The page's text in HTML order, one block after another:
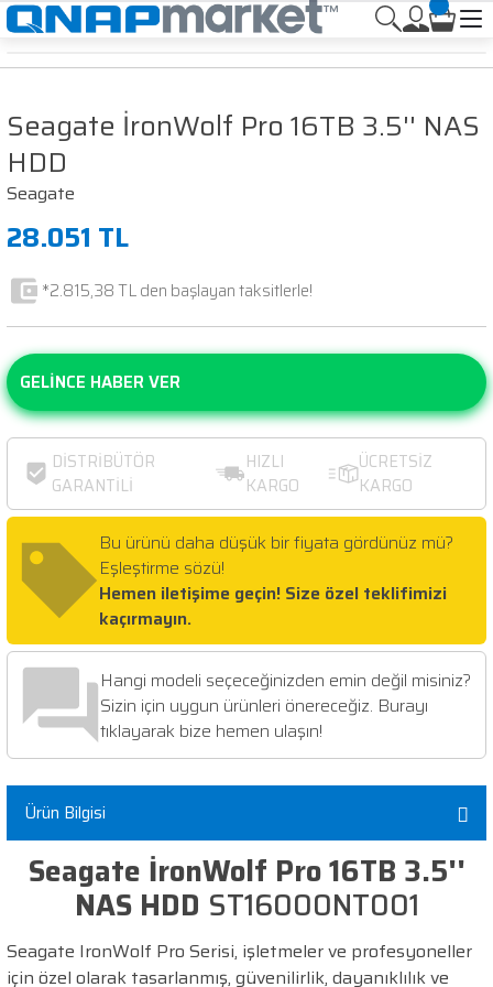
Seagate İronWolf Pro 16TB 3.5'' NAS
HDD
Seagate
28.051 TL
*2.815,38 TL den başlayan taksitlerle!
GELİNCE HABER VER
DİSTRİBÜTÖR
GARANTİLİ
HIZLI
KARGO
ÜCRETSİZ
KARGO
Bu ürünü daha düşük bir fiyata gördünüz mü?
Eşleştirme sözü!
Hemen iletişime geçin! Size özel teklifimizi
kaçırmayın.
Hangi modeli seçeceğinizden emin değil misiniz?
Sizin için uygun ürünleri önereceğiz. Burayı
tıklayarak bize hemen ulaşın!
Ürün Bilgisi
Seagate İronWolf Pro 16TB 3.5''
NAS HDD ST16000NT001
Seagate IronWolf Pro Serisi, işletmeler ve profesyoneller
için özel olarak tasarlanmış, güvenilirlik, dayanıklılık ve